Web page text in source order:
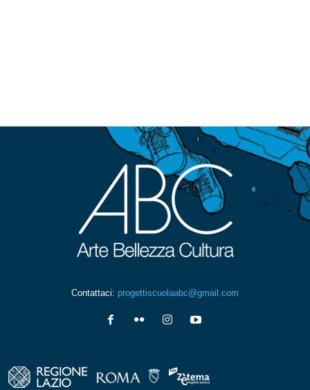
Contattaci: progettiscuolaabc@gmail.com